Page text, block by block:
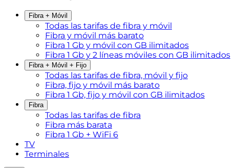
Fibra + Móvil
Todas las tarifas de fibra y móvil
Fibra y móvil más barato
Fibra 1 Gb y móvil con GB ilimitados
Fibra 1 Gb y 2 líneas móviles con GB ilimitados
Fibra + Móvil + Fijo
Todas las tarifas de fibra, móvil y fijo
Fibra, fijo y móvil más barato
Fibra 1 Gb, fijo y móvil con GB ilimitados
Fibra
Todas las tarifas de fibra
Fibra más barata
Fibra 1 Gb + WiFi 6
TV
Terminales